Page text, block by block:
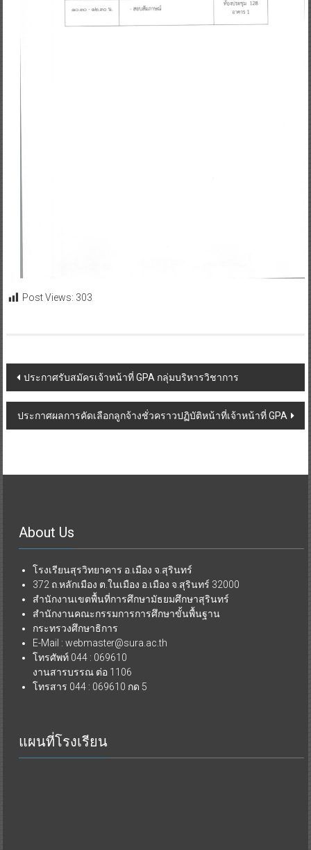
Post Views: 303
ประกาศรับสมัครเจ้าหน้าที่ GPA กลุ่มบริหารวิชาการ
ประกาศผลการคัดเลือกลูกจ้างชั่วคราวปฏิบัติหน้าที่เจ้าหน้าที่ GPA
About Us
โรงเรียนสุรวิทยาคาร อ.เมือง จ.สุรินทร์
372 ถ.หลักเมือง ต.ในเมือง อ.เมือง จ.สุรินทร์ 32000
สำนักงานเขตพื้นที่การศึกษามัธยมศึกษาสุรินทร์
สำนักงานคณะกรรมการการศึกษาขั้นพื้นฐาน
กระทรวงศึกษาธิการ
E-Mail : webmaster@sura.ac.th
โทรศัพท์ 044 : 069610
งานสารบรรณ ต่อ 1106
โทรสาร 044 : 069610 กด 5
แผนที่โรงเรียน